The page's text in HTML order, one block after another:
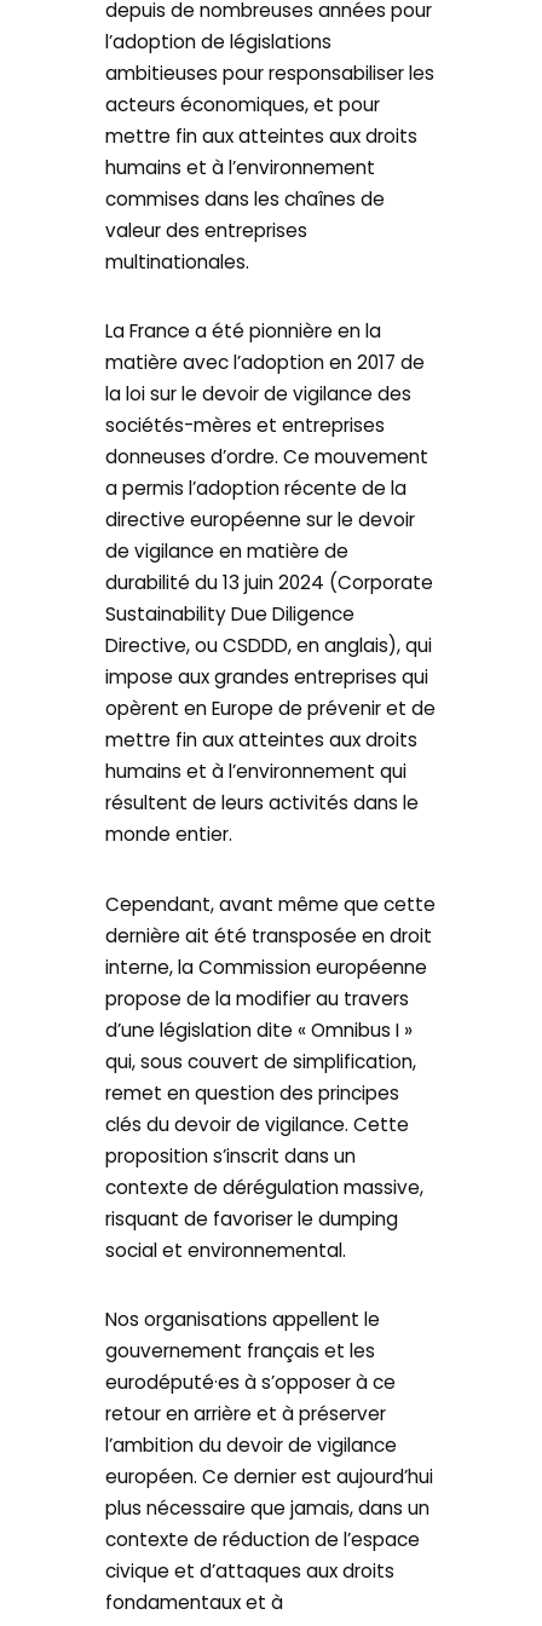
depuis de nombreuses années pour
l’adoption de législations
ambitieuses pour responsabiliser les
acteurs économiques, et pour
mettre fin aux atteintes aux droits
humains et à l’environnement
commises dans les chaînes de
valeur des entreprises
multinationales.
La France a été pionnière en la
matière avec l’adoption en 2017 de
la loi sur le devoir de vigilance des
sociétés-mères et entreprises
donneuses d’ordre. Ce mouvement
a permis l’adoption récente de la
directive européenne sur le devoir
de vigilance en matière de
durabilité du 13 juin 2024 (Corporate
Sustainability Due Diligence
Directive, ou CSDDD, en anglais), qui
impose aux grandes entreprises qui
opèrent en Europe de prévenir et de
mettre fin aux atteintes aux droits
humains et à l’environnement qui
résultent de leurs activités dans le
monde entier.
Cependant, avant même que cette
dernière ait été transposée en droit
interne, la Commission européenne
propose de la modifier au travers
d’une législation dite « Omnibus I »
qui, sous couvert de simplification,
remet en question des principes
clés du devoir de vigilance. Cette
proposition s’inscrit dans un
contexte de dérégulation massive,
risquant de favoriser le dumping
social et environnemental.
Nos organisations appellent le
gouvernement français et les
eurodéputé·es à s’opposer à ce
retour en arrière et à préserver
l’ambition du devoir de vigilance
européen. Ce dernier est aujourd’hui
plus nécessaire que jamais, dans un
contexte de réduction de l’espace
civique et d’attaques aux droits
fondamentaux et à